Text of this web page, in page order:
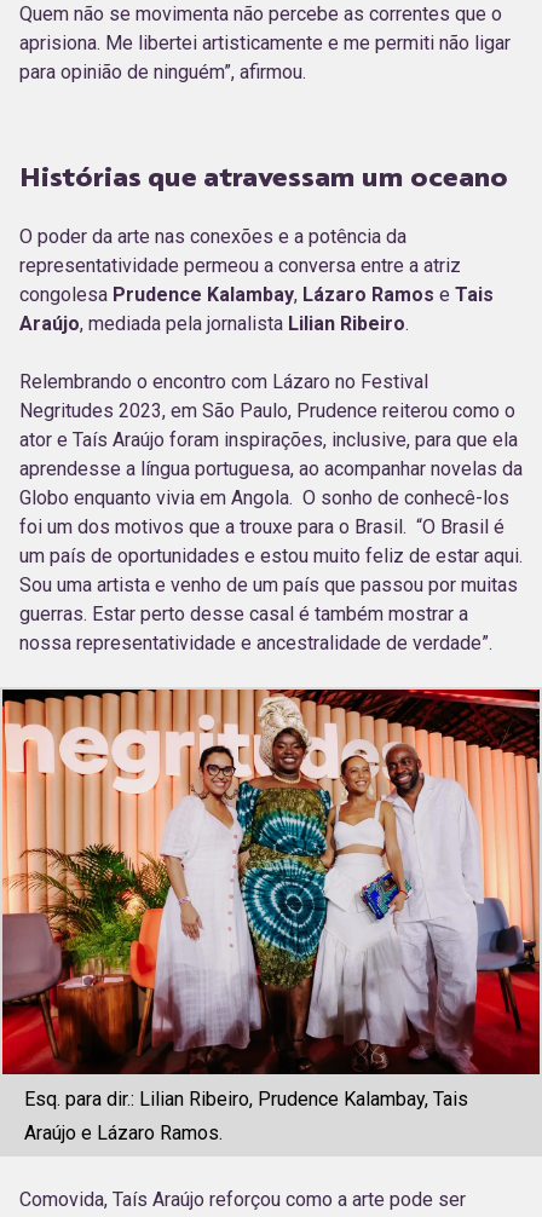
Quem não se movimenta não percebe as correntes que o
aprisiona. Me libertei artisticamente e me permiti não ligar
para opinião de ninguém”, afirmou.
Histórias que atravessam um oceano
O poder da arte nas conexões e a potência da
representatividade permeou a conversa entre a atriz
congolesa Prudence Kalambay, Lázaro Ramos e Tais
Araújo, mediada pela jornalista Lilian Ribeiro.
Relembrando o encontro com Lázaro no Festival
Negritudes 2023, em São Paulo, Prudence reiterou como o
ator e Taís Araújo foram inspirações, inclusive, para que ela
aprendesse a língua portuguesa, ao acompanhar novelas da
Globo enquanto vivia em Angola. O sonho de conhecê-los
foi um dos motivos que a trouxe para o Brasil. “O Brasil é
um país de oportunidades e estou muito feliz de estar aqui.
Sou uma artista e venho de um país que passou por muitas
guerras. Estar perto desse casal é também mostrar a
nossa representatividade e ancestralidade de verdade”.
Esq. para dir.: Lilian Ribeiro, Prudence Kalambay, Tais
Araújo e Lázaro Ramos.
Comovida, Taís Araújo reforçou como a arte pode ser